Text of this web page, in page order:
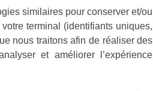
similaires pour conserver et/ou
terminal (identifiants uniques,
nous traitons afin de réaliser des
et améliorer l’expérience